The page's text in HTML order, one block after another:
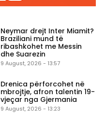
Neymar drejt Inter Miamit?
Braziliani mund të
ribashkohet me Messin
dhe Suarezin
9 August, 2026 - 13:57
Drenica përforcohet në
mbrojtje, afron talentin 19-
vjeçar nga Gjermania
9 August, 2026 - 13:23